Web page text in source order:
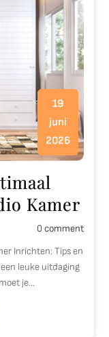
19
juni
2026
Kamer
0 comment
Inrichten: Tips en
leuke uitdaging
je…